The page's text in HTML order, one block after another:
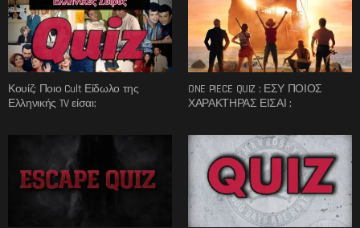
Κουίζ: Ποιο Cult Είδωλο της
Ελληνικής TV είσαι;
ONE PIECE QUIZ : ΕΣΥ ΠΟΙΟΣ
ΧΑΡΑΚΤΗΡΑΣ ΕΙΣΑΙ ;